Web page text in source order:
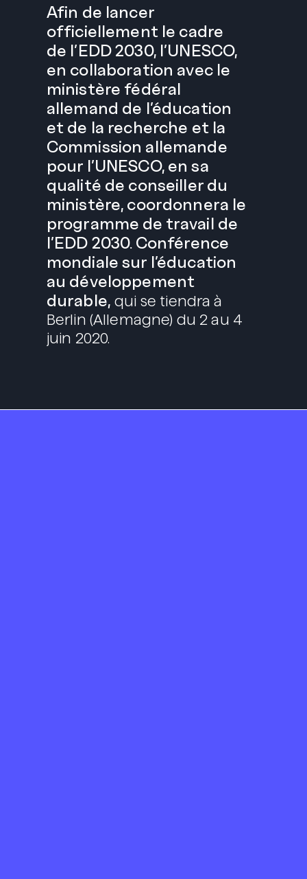
Afin de lancer
officiellement le cadre
de l’EDD 2030, l’UNESCO,
en collaboration avec le
ministère fédéral
allemand de l’éducation
et de la recherche et la
Commission allemande
pour l’UNESCO, en sa
qualité de conseiller du
ministère, coordonnera le
programme de travail de
l’EDD 2030.Conférence
mondiale sur l’éducation
au développement
durable, qui se tiendra à
Berlin (Allemagne) du 2 au 4
juin 2020.